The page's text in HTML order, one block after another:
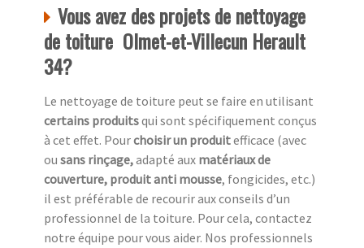
Vous avez des projets de nettoyage
de toiture Olmet-et-Villecun Herault
34?
Le nettoyage de toiture peut se faire en utilisant
certains produitsqui sont spécifiquement conçus
à cet effet. Pourchoisir un produitefficace (avec
ou sans rinçage,adapté aux matériaux de
couverture, produit anti mousse, fongicides, etc.)
il est préférable de recourir aux conseils d’un
professionnel de la toiture. Pour cela, contactez
notre équipe pour vous aider. Nos professionnels